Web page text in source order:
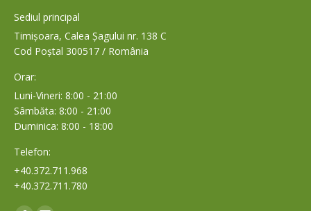
Sediul principal
Timișoara, Calea Șagului nr. 138 C
Cod Poștal 300517 / România
Orar:
Luni-Vineri: 8:00 - 21:00
Sâmbăta: 8:00 - 21:00
Duminica: 8:00 - 18:00
Telefon:
+40.372.711.968
+40.372.711.780